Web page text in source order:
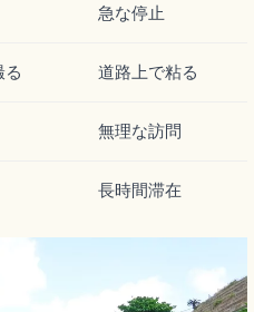
急な停止
る 道路上で粘る
無理な訪問
長時間滞在